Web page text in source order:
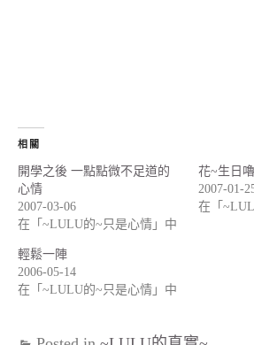
相關
開學之後 一點點微不足道的
心情
2007-03-06
在「~LULU的~只是心情」中
花~生日
2007-01-
在「
輕鬆一陣
2006-05-14
在「~LULU的~只是心情」中